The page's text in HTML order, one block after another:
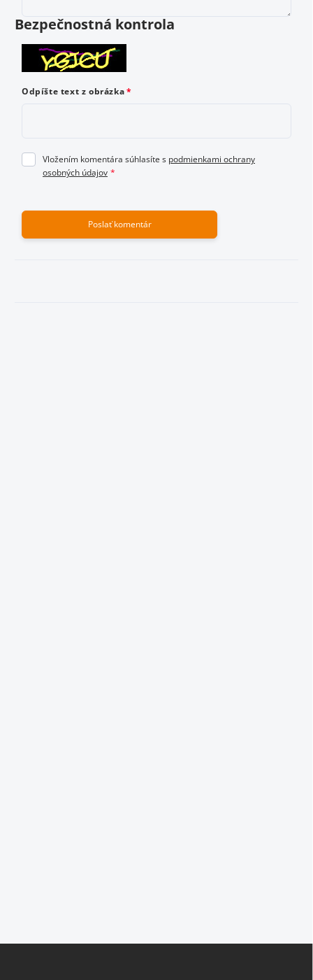
Odoslať hodnotenie
Bezpečnostná kontrola
Odpíšte text z obrázka
Vložením komentára súhlasíte s podmienkami ochrany
osobných údajov
Poslať komentár
Z